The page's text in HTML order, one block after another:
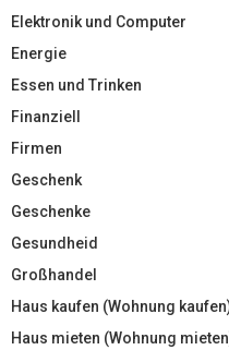
Elektronik und Computer
Energie
Essen und Trinken
Finanziell
Firmen
Geschenk
Geschenke
Gesundheid
Großhandel
Haus kaufen (Wohnung
Haus mieten (Wohnung